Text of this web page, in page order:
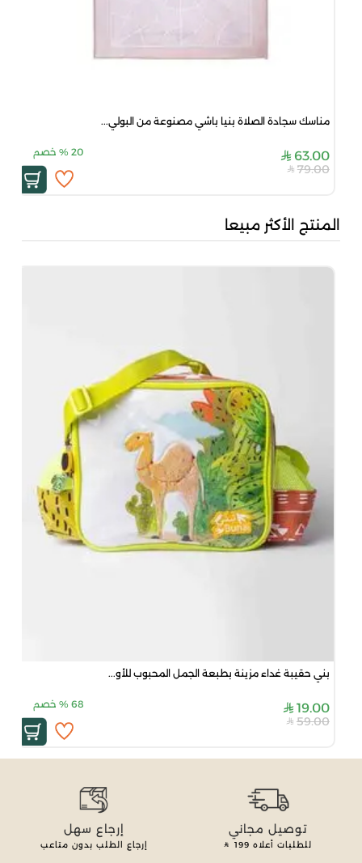
مناسك سجادة الصلاة بنيا باشي مصنوعة من البولي...
63.00
20
% خصم
79.00
المنتج الأكثر مبيعا
بني حقيبة غداء مزينة بطبعة الجمل المحبوب للأو...
19.00
68
% خصم
59.00
توصيل مجاني
للطلبات أعلاه 199
إرجاع سهل
إرجاع الطلب بدون متاعب